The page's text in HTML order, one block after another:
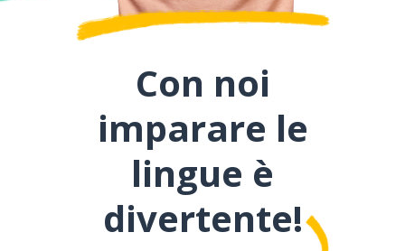
Con noi
imparare le
lingue è
divertente!